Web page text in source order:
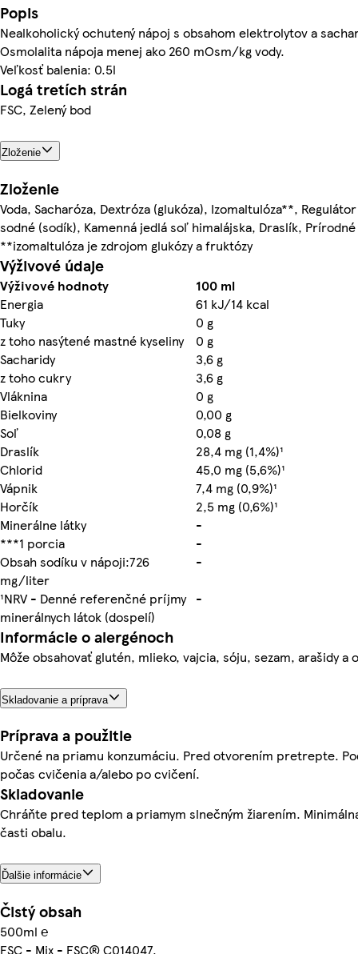
Popis
Nealkoholický ochutený nápoj s obsahom elektrolytov a
Osmolalita nápoja menej ako 260 mOsm/kg vody.
Veľkosť balenia: 0.5l
Logá tretích strán
FSC, Zelený bod
Zloženie
Zloženie
Voda, Sacharóza, Dextróza (glukóza), Izomaltulóza**,
sodné (sodík), Kamenná jedlá soľ himalájska, Draslík,
**izomaltulóza je zdrojom glukózy a fruktózy
Výživové údaje
Výživové hodnoty
100 ml
Energia
61 kJ/14 kcal
Tuky
0 g
z toho nasýtené mastné kyseliny
0 g
Sacharidy
3,6 g
z toho cukry
3,6 g
Vláknina
0 g
Bielkoviny
0,00 g
Soľ
0,08 g
Draslík
28,4 mg (1,4%)¹
Chlorid
45,0 mg (5,6%)¹
Vápnik
7,4 mg (0,9%)¹
Horčík
2,5 mg (0,6%)¹
Minerálne látky
-
***1 porcia
-
Obsah sodíku v nápoji:726
mg/liter
-
¹NRV - Denné referenčné príjmy
minerálnych látok (dospelí)
-
Informácie o alergénoch
Môže obsahovať glutén, mlieko, vajcia, sóju, sezam, arašidy a
Skladovanie a príprava
Príprava a použitie
Určené na priamu konzumáciu. Pred otvorením pretrepte.
počas cvičenia a/alebo po cvičení.
Skladovanie
Chráňte pred teplom a priamym slnečným žiarením.
časti obalu.
Ďalšie informácie
Čistý obsah
500ml ℮
FSC - Mix - FSC® C014047.